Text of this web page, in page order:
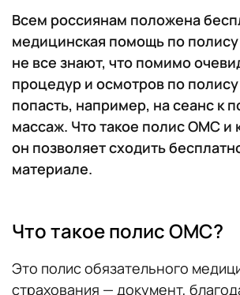
Всем россиянам положена
медицинская помощь по
не все знают, что помимо
процедур и осмотров по
попасть, например, на сеанс к
массаж. Что такое полис ОМС и
он позволяет сходить
материале.
Что такое полис ОМС?
Это полис обязательного
страхования — документ,